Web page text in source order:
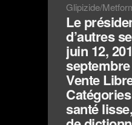
Glipizide/
Le
d’autres
juin 12,
Vente
santé